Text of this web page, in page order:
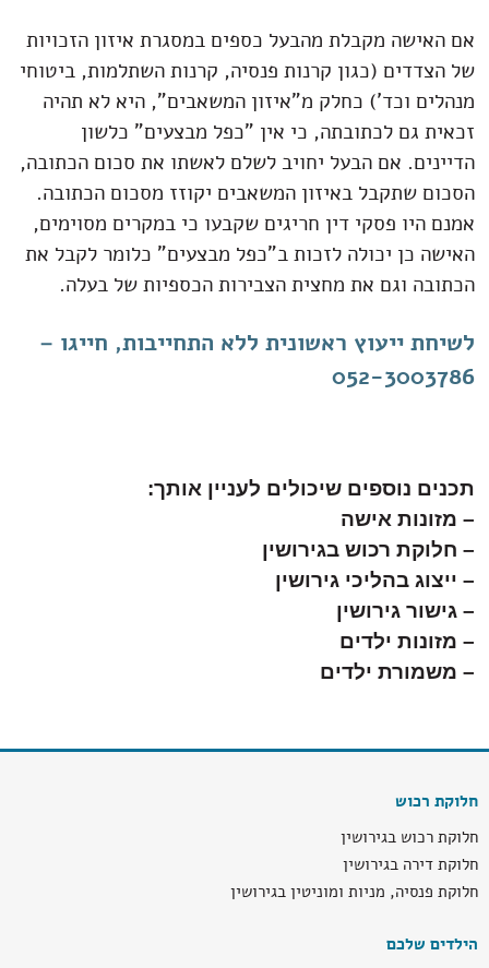
אם האישה מקבלת מהבעל כספים במסגרת איזון הזכויות
של הצדדים (כגון קרנות פנסיה, קרנות השתלמות, ביטוחי
מנהלים וכד') כחלק מ"איזון המשאבים", היא לא תהיה
זכאית גם לכתובתה, כי אין "כפל מבצעים" כלשון
הדיינים. אם הבעל יחויב לשלם לאשתו את סכום הכתובה,
הסכום שתקבל באיזון המשאבים יקוזז מסכום הכתובה.
אמנם היו פסקי דין חריגים שקבעו כי במקרים מסוימים,
האישה כן יכולה לזכות ב"כפל מבצעים" כלומר לקבל את
הכתובה וגם את מחצית הצבירות הכספיות של בעלה.
לשיחת ייעוץ ראשונית ללא התחייבות, חייגו –
052-3003786
תכנים נוספים שיכולים לעניין אותך:
– מזונות אישה
– חלוקת רכוש בגירושין
– ייצוג בהליכי גירושין
– גישור גירושין
– מזונות ילדים
– משמורת ילדים
חלוקת רכוש
חלוקת רכוש בגירושין
חלוקת דירה בגירושין
חלוקת פנסיה, מניות ומוניטין בגירושין
הילדים שלכם